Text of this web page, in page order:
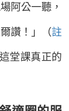
阿公一聽，
讚！」（註
堂課真正的